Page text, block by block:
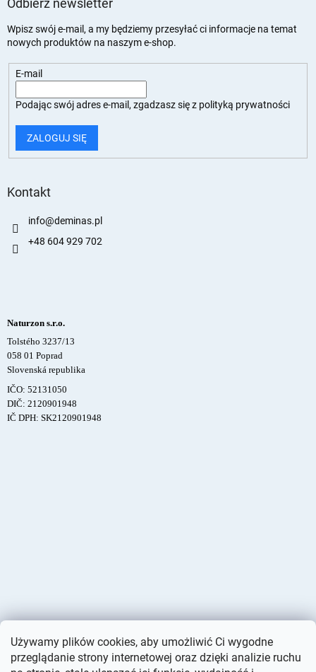
Używamy plików cookies, aby umożliwić Ci wygodne
przeglądanie strony internetowej oraz dzięki analizie ruchu
Odbierz newsletter
Wpisz swój e-mail, a my będziemy przesyłać ci informacje na temat
nowych produktów na naszym e-shop.
E-mail
Podając swój adres e-mail, zgadzasz się z polityką prywatności
ZALOGUJ SIĘ
Kontakt
info@deminas.pl
+48 604 929 702
Naturzon s.r.o.
Tolstého 3237/13
058 01 Poprad
Slovenská republika
IČO: 52131050
DIČ: 2120901948
IČ DPH: SK2120901948